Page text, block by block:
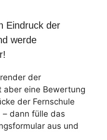
Eindruck der
werde
der
aber eine Bewertung
der Fernschule
– dann fülle das
aus und